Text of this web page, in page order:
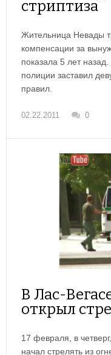
стриптиза
Жительница Невады
компенсации за
показала 5 лет
полиции заставил
правил.
02.22.2011 0
В Лас-
открыл
17 февраля, в
начал стрелять из